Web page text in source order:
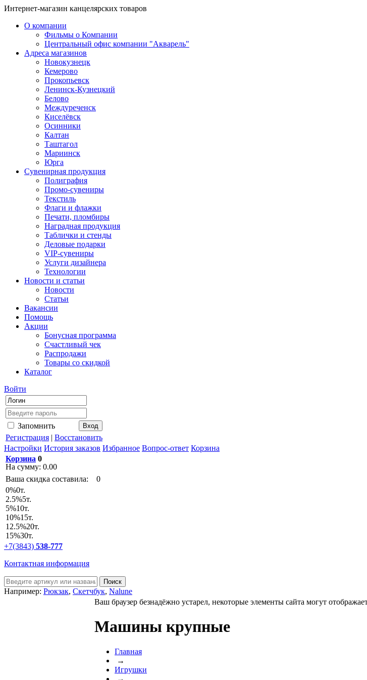
Интернет-магазин канцелярских товаров
О компании
Фильмы о Компании
Центральный офис компании "Акварель"
Адреса магазинов
Новокузнецк
Кемерово
Прокопьевск
Ленинск-Кузнецкий
Белово
Междуреченск
Киселёвск
Осинники
Калтан
Таштагол
Мариинск
Юрга
Сувенирная продукция
Полиграфия
Промо-сувениры
Текстиль
Флаги и флажки
Печати, пломбиры
Наградная продукция
Таблички и стенды
Деловые подарки
VIP-сувениры
Услуги дизайнера
Технологии
Новости и статьи
Новости
Статьи
Вакансии
Помощь
Акции
Бонусная программа
Счастливый чек
Распродажи
Товары со скидкой
Каталог
Войти
Запомнить
Регистрация | Восстановить
Настройки История заказов Избранное Вопрос-ответ Корзина
Корзина 0
На сумму: 0.00
Ваша скидка составила:
0
0%0т.
2.5%5т.
5%10т.
10%15т.
12.5%20т.
15%30т.
+7(3843) 538-777
Контактная информация
Например: Рюкзак, Скетчбук, Nalune
Ваш браузер безнадёжно устарел, некоторые элементы сайта могут
Машины крупные
Главная
→
Игрушки